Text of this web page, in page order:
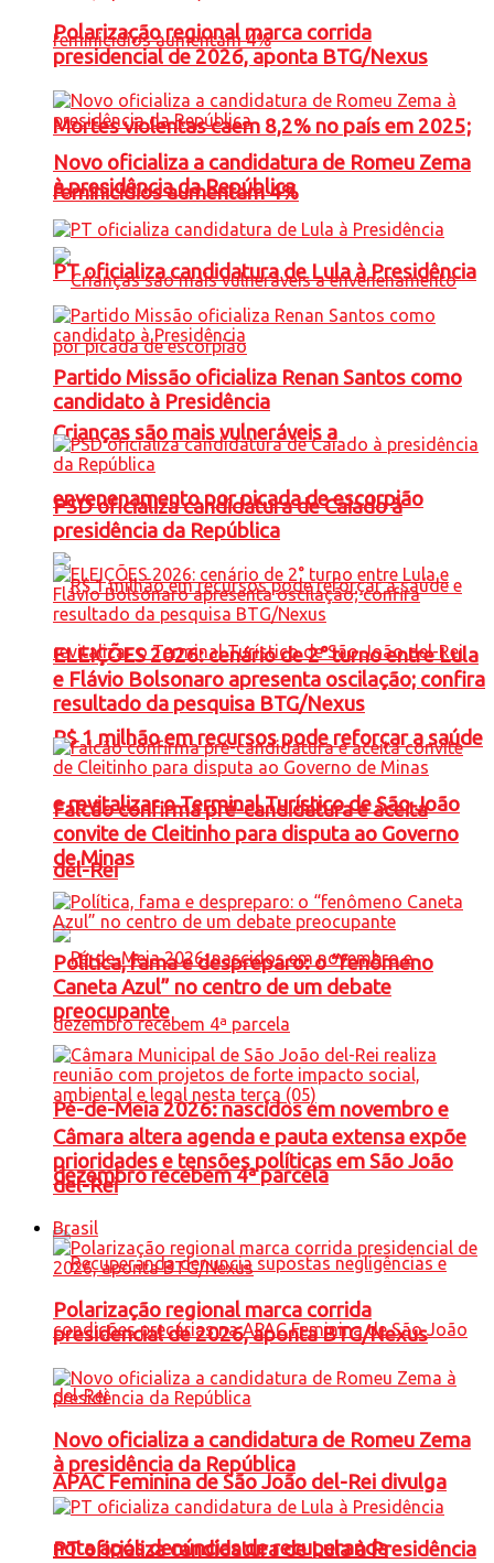
Mortes violentas caem 8,2% no país em 2025;
feminicídios aumentam 4%
Crianças são mais vulneráveis a
envenenamento por picada de escorpião
R$ 1 milhão em recursos pode reforçar a saúde
e revitalizar o Terminal Turístico de São João
del-Rei
Pé-de-Meia 2026: nascidos em novembro e
dezembro recebem 4ª parcela
APAC Feminina de São João del-Rei divulga
nota após denúncias de recuperanda
Polarização regional marca corrida
presidencial de 2026, aponta BTG/Nexus
Novo oficializa a candidatura de Romeu Zema
à presidência da República
PT oficializa candidatura de Lula à Presidência
Partido Missão oficializa Renan Santos como
candidato à Presidência
PSD oficializa candidatura de Caiado à
presidência da República
ELEIÇÕES 2026: cenário de 2° turno entre Lula
e Flávio Bolsonaro apresenta oscilação; confira
resultado da pesquisa BTG/Nexus
Falcão confirma pré-candidatura e aceita
convite de Cleitinho para disputa ao Governo
de Minas
Política, fama e despreparo: o “fenômeno
Caneta Azul” no centro de um debate
preocupante
Câmara altera agenda e pauta extensa expõe
prioridades e tensões políticas em São João
del-Rei
Brasil
Polarização regional marca corrida
presidencial de 2026, aponta BTG/Nexus
Novo oficializa a candidatura de Romeu Zema
à presidência da República
PT oficializa candidatura de Lula à Presidência